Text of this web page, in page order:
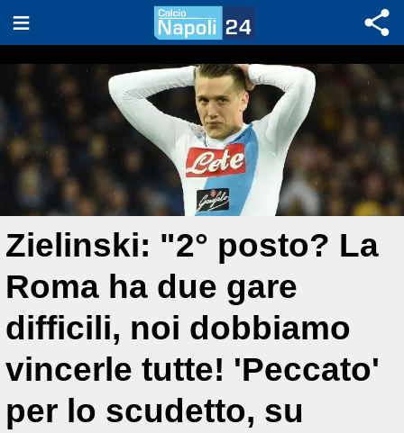
Zielinski: "2° posto? La
Roma ha due gare
difficili, noi dobbiamo
vincerle tutte! 'Peccato'
per lo scudetto, su